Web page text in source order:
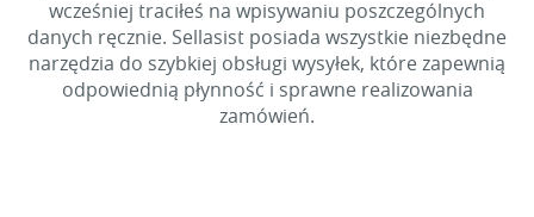
wcześniej traciłeś na wpisywaniu poszczególnych
danych ręcznie. Sellasist posiada wszystkie niezbędne
narzędzia do szybkiej obsługi wysyłek, które zapewnią
odpowiednią płynność i sprawne realizowania
zamówień.